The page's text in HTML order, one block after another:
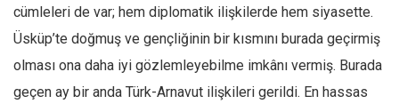
cümleleri de var; hem diplomatik ilişkilerde hem siyasette.
Üsküp’te doğmuş ve gençliğinin bir kısmını burada geçirmiş
olması ona daha iyi gözlemleyebilme imkânı vermiş. Burada
geçen ay bir anda Türk-Arnavut ilişkileri gerildi. En hassas